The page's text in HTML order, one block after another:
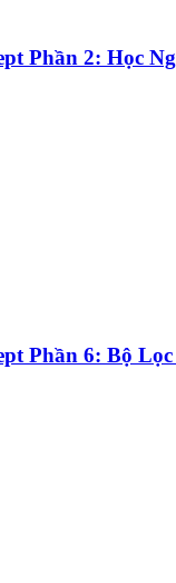
Phần 2: Học
Phần 6: Bộ